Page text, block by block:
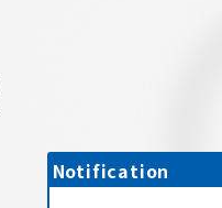
Notification